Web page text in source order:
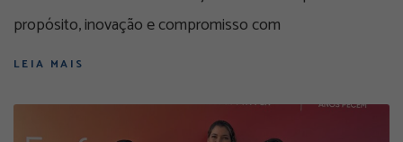
propósito, inovação e compromisso com
LEIA MAIS